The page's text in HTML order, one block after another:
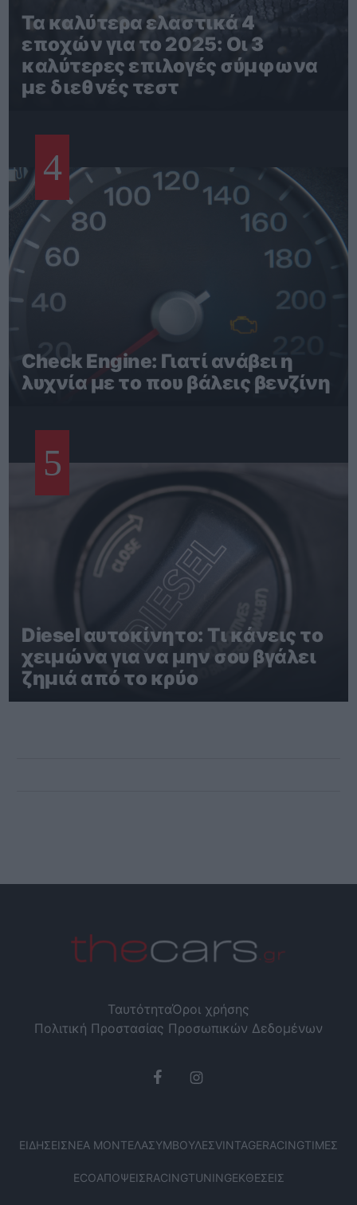
Τα καλύτερα ελαστικά 4
εποχών για το 2025: Οι 3
καλύτερες επιλογές σύμφωνα
με διεθνές τεστ
4
Check Engine: Γιατί ανάβει η
λυχνία με το που βάλεις βενζίνη
5
Diesel αυτοκίνητο: Τι κάνεις το
χειμώνα για να μην σου βγάλει
ζημιά από το κρύο
ΤαυτότηταΌροι χρήσης
Πολιτική Προστασίας Προσωπικών Δεδομένων
ΕΙΔΉΣΕΙΣΝΈΑ ΜΟΝΤΈΛΑΣΥΜΒΟΥΛΈΣVINTAGERACINGΤΙΜΈΣ
ECOΑΠΌΨΕΙΣRACINGTUNINGΕΚΘΈΣΕΙΣ